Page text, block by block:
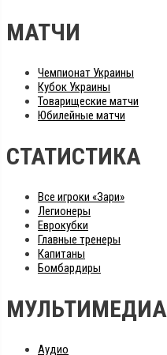
МАТЧИ
Чемпионат Украины
Кубок Украины
Товарищеские матчи
Юбилейные матчи
СТАТИСТИКА
Все игроки «Зари»
Легионеры
Еврокубки
Главные тренеры
Капитаны
Бомбардиры
МУЛЬТИМЕДИА
Аудио